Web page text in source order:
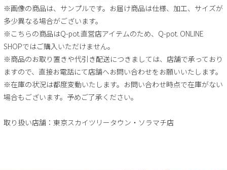
※画像の商品は、サンプルです。お届け商品は仕様、加工、サイズが
多少異なる場合がございます。
※こちらの商品はQ-pot.直営店アイテムのため、Q-pot. ONLINE
SHOPではご購入いただけません。
※商品のお取り置きや代引き配送につきましては、店舗で承っており
ますので、直接お電話にて店舗へお問い合わせをお願いいたします。
※在庫の状況は都度変動いたします。お問い合わせ時点で在庫がない
場合もございます。予めご了承ください。
取り扱い店舗：東京スカイツリータウン・ソラマチ店